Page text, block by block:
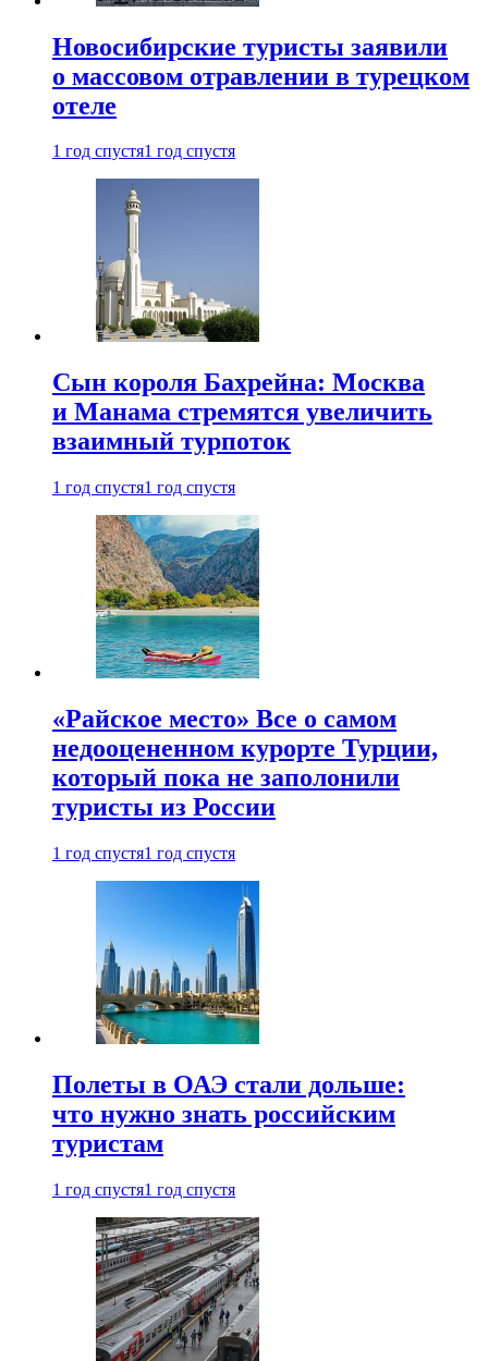
Новосибирские туристы заявили
о массовом отравлении в турецком
отеле
1 год спустя1 год спустя
Сын короля Бахрейна: Москва
и Манама стремятся увеличить
взаимный турпоток
1 год спустя1 год спустя
«Райское место» Все о самом
недооцененном курорте Турции,
который пока не заполонили
туристы из России
1 год спустя1 год спустя
Полеты в ОАЭ стали дольше:
что нужно знать российским
туристам
1 год спустя1 год спустя